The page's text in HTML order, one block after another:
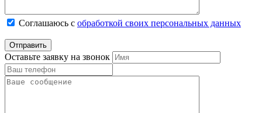
Соглашаюсь с обработкой своих персональных данных
Оставьте заявку на звонок